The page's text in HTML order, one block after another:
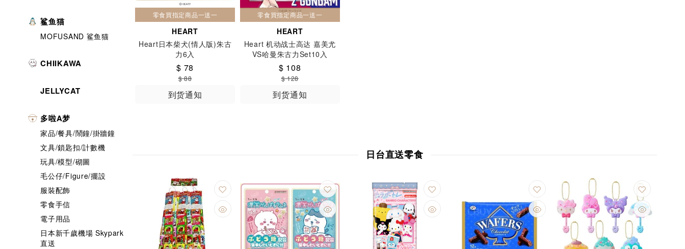
鲨鱼猫
MOFUSAND 鲨鱼猫
CHIIKAWA
JELLYCAT
多啦A梦
家品/餐具/鬧鐘/掛牆鐘
文具/鎖匙扣/計數機
玩具/模型/砌圖
毛公仔/Figure/擺設
服裝配飾
零食手信
電子用品
日本新千歲機場 Skypark
直送
自然主意
芬達 花畑牧場 若鳩 若松屋
豐榮
道地 金必氐 金必氏 金澤兼六製菓
雀巢
雀巢咖啡 雪碧 青森果園 靜岡縣產
零食買指定商品一送一
HEART
Heart日本柴犬(情人版)朱古
力6入
$ 78
$ 88
到货通知
零食買指定商品一送一
HEART
Heart 机动战士高达 嘉美尤
VS哈曼朱古力Set10入
$ 108
$ 128
到货通知
日台直送零食